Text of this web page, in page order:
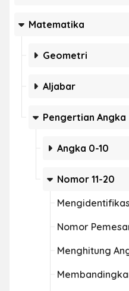
Matematika
Geometri
Aljabar
Pengertian Angka
Angka 0-10
Nomor 11-20
Nomor
Menghitung